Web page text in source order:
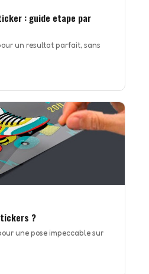
: guide etape par
un resultat parfait, sans
?
une pose impeccable sur